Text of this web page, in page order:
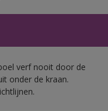
verf nooit door de
onder de kraan.